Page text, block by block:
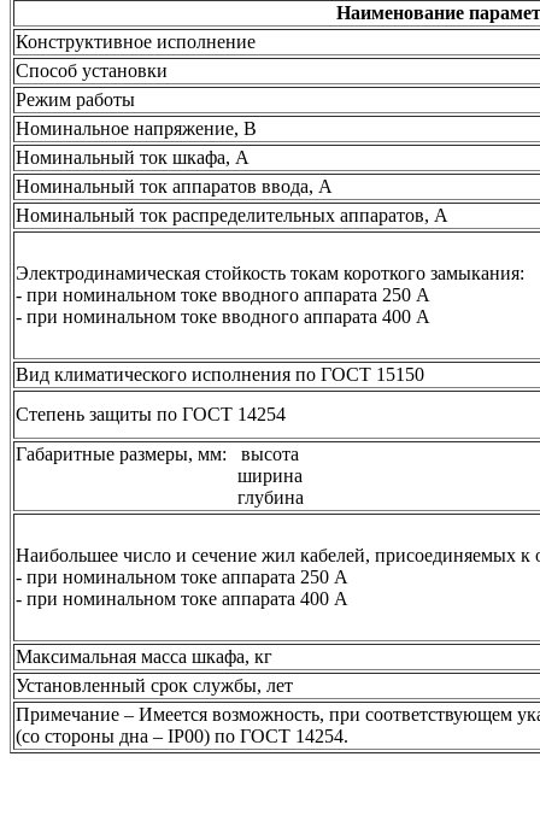
Наименование
Конструктивное исполнение
Способ установки
Режим работы
Номинальное напряжение, В
Номинальный ток шкафа, А
Номинальный ток аппаратов ввода, А
Номинальный ток распределительных аппаратов, А
Электродинамическая стойкость токам короткого замыкания:
- при номинальном токе вводного аппарата 250 А
- при номинальном токе вводного аппарата 400 А
Вид климатического исполнения по ГОСТ 15150
Степень защиты по ГОСТ 14254
Габаритные размеры, мм: высота
ширина
глубина
Наибольшее число и сечение жил кабелей, присоединяемых
- при номинальном токе аппарата 250 А
- при номинальном токе аппарата 400 А
Максимальная масса шкафа, кг
Установленный срок службы, лет
Примечание – Имеется возможность, при соответствующем
(со стороны дна – IP00) по ГОСТ 14254.